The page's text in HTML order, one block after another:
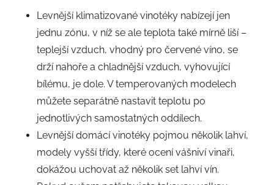
Levnější klimatizované vinotéky nabízejí jen
jednu zónu, v níž se ale teplota také mírně liší –
teplejší vzduch, vhodný pro červené víno, se
drží nahoře a chladnější vzduch, vyhovující
bílému, je dole. V temperovaných modelech
můžete separátně nastavit teplotu po
jednotlivých samostatných oddílech.
Levnější domácí vinotéky pojmou několik lahví,
modely vyšší třídy, které ocení vášniví vinaři,
dokážou uchovat až několik set lahví vín.